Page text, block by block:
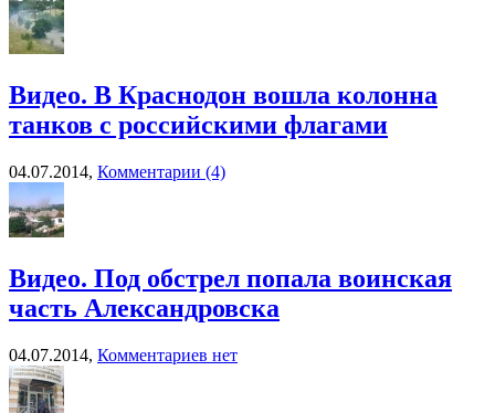
Видео. В Краснодон вошла колонна
танков с российскими флагами
04.07.2014, Комментарии (4)
Видео. Под обстрел попала воинская
часть Александровска
04.07.2014, Комментариев нет